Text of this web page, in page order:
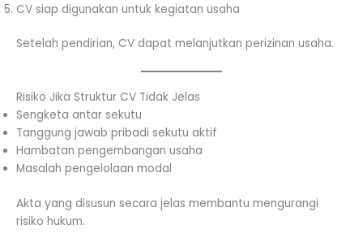
CV siap digunakan untuk kegiatan usaha
Setelah pendirian, CV dapat melanjutkan perizinan usaha.
Risiko Jika Struktur CV Tidak Jelas
Sengketa antar sekutu
Tanggung jawab pribadi sekutu aktif
Hambatan pengembangan usaha
Masalah pengelolaan modal
Akta yang disusun secara jelas membantu mengurangi
risiko hukum.